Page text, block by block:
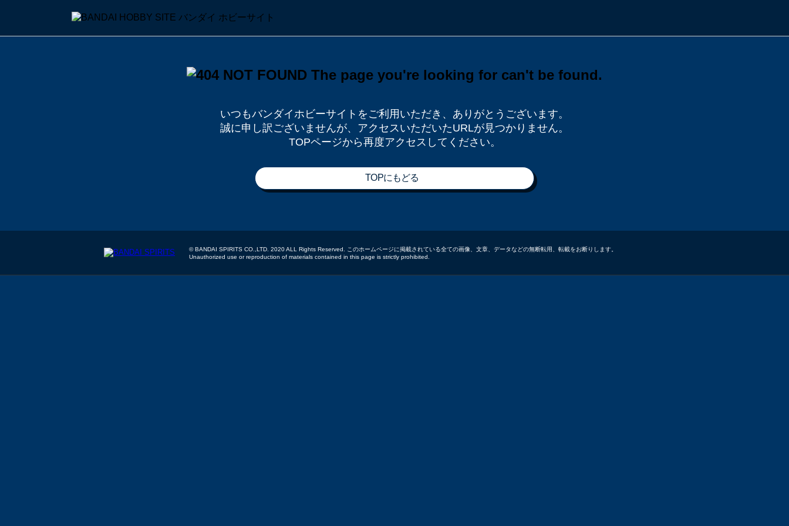
いつもバンダイホビーサイトをご利用いただき、 ありがとうございます。
誠に申し訳ございませんが、 アクセスいただいたURLが見つかりません。
TOPページから再度アクセスしてください。
TOPにもどる
© BANDAI SPIRITS CO.,LTD. 2020 ALL Rights Reserved. このホームページに掲載されている全ての画像、文章、データなどの無断転用、転載をお断りします。
Unauthorized use or reproduction of materials contained in this page is strictly prohibited.